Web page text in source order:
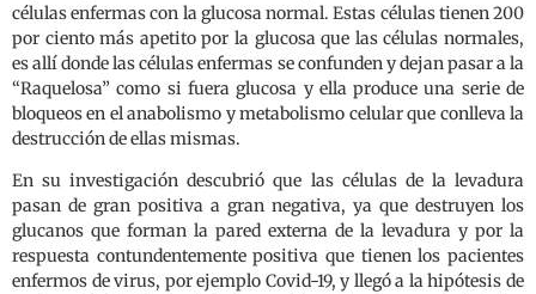
células enfermas con la glucosa normal. Estas células tienen 200
por ciento más apetito por la glucosa que las células normales,
es allí donde las células enfermas se confunden y dejan pasar a la
“Raquelosa” como si fuera glucosa y ella produce una serie de
bloqueos en el anabolismo y metabolismo celular que conlleva la
destrucción de ellas mismas.
En su investigación descubrió que las células de la levadura
pasan de gran positiva a gran negativa, ya que destruyen los
glucanos que forman la pared externa de la levadura y por la
respuesta contundentemente positiva que tienen los pacientes
enfermos de virus, por ejemplo Covid-19, y llegó a la hipótesis de